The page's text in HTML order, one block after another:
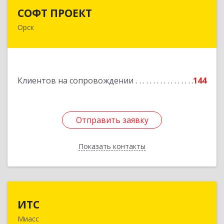
СОФТ ПРОЕКТ
Орск
Клиентов на сопровождении 144
Отправить заявку
Показать контакты
Отправить заявку
Назад
ИТС
Миасс456300, Челябинская обл, Миасс г, Романенко